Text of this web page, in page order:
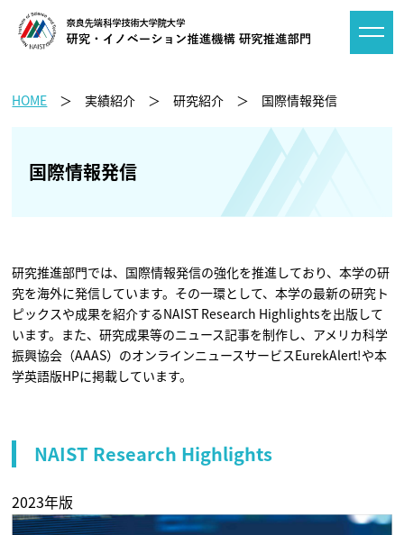
HOME 実績紹介 研究紹介 国際情報発信
国際情報発信
研究推進部門では、国際情報発信の強化を推進しており、本学の研
究を海外に発信しています。その一環として、本学の最新の研究ト
ピックスや成果を紹介するNAIST Research Highlightsを出版して
います。また、研究成果等のニュース記事を制作し、アメリカ科学
振興協会（AAAS）のオンラインニュースサービスEurekAlert!や本
学英語版HPに掲載しています。
NAIST Research Highlights
2023年版